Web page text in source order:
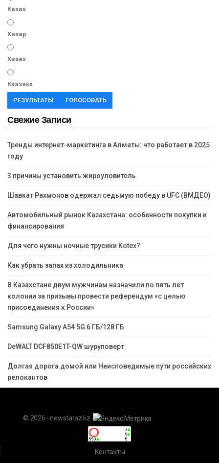
Казах
Хазар
Хазах
Кхазакх
РЕЗУЛЬТАТЫ ГОЛОСОВАТЬ
Свежие Записи
Тренды интернет-маркетинга в Алматы: что работает в 2025
году
3 причины установить жироуловитель
Шавкат Рахмонов одержал седьмую победу в UFC (ВМДЕО)
Автомобильный рынок Казахстана: особенности покупки и
финансирования
Для чего нужны ночные трусики Kotex?
Как убрать запах из холодильника
В Казахстане двум мужчинам назначили по пять лет
колонии за призывы провести референдум «с целью
присоединения к России»
Samsung Galaxy A54 5G 6 ГБ/128 ГБ
DeWALT DCF850E1T-QW шуруповерт
Долгая дорога домой или Неисповедимые пути российских
релокантов
© 2026 - newstaraz.kz.
Контакты